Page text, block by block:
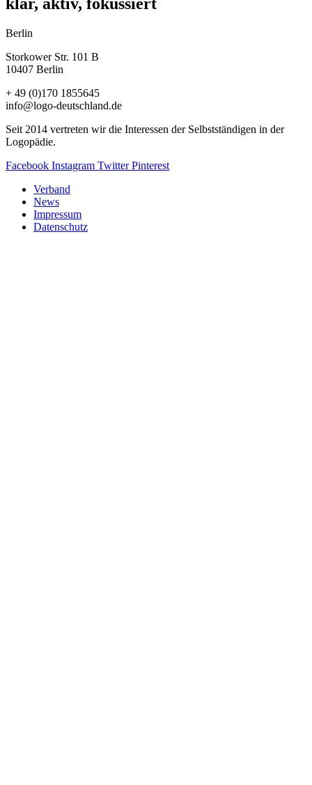
klar, aktiv, fokussiert
Berlin
Storkower Str. 101 B
10407 Berlin
+ 49 (0)170 1855645
info@logo-deutschland.de
Seit 2014 vertreten wir die Interessen der Selbstständigen in der
Logopädie.
Facebook Instagram Twitter Pinterest
Verband
News
Impressum
Datenschutz